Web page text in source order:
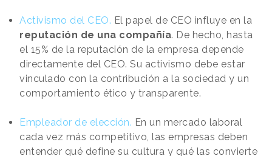
Activismo del CEO. El papel de CEO influye en la
reputación de una compañía. De hecho, hasta
el 15% de la reputación de la empresa depende
directamente del CEO. Su activismo debe estar
vinculado con la contribución a la sociedad y un
comportamiento ético y transparente.
Empleador de elección. En un mercado laboral
cada vez más competitivo, las empresas deben
entender qué define su cultura y qué las convierte